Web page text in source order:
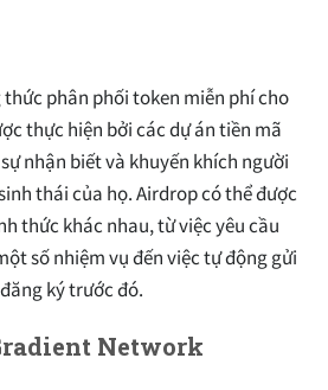
phân phối token miễn phí cho
thực hiện bởi các dự án tiền mã
nhận biết và khuyến khích người
thái của họ. Airdrop có thể được
thức khác nhau, từ việc yêu cầu
số nhiệm vụ đến việc tự động gửi
ký trước đó.
Network